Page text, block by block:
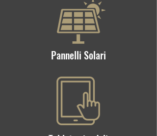
Pannelli Solari